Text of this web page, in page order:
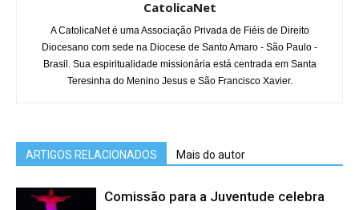
CatolicaNet
A CatolicaNet é uma Associação Privada de Fiéis de Direito
Diocesano com sede na Diocese de Santo Amaro - São Paulo -
Brasil. Sua espiritualidade missionária está centrada em Santa
Teresinha do Menino Jesus e São Francisco Xavier.
ARTIGOS RELACIONADOS Mais do autor
Comissão para a Juventude celebra